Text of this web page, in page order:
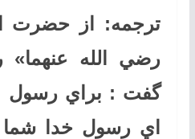
ترجمه: از حضرت
رضي الله
گفت : براي رسول
اي رسول خدا